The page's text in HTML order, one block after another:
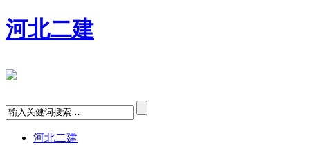
河北二建
河北二建